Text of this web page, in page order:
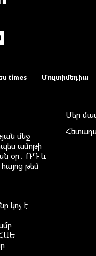
times Մուլտիմեդիա
մեջ
ամոթի
օր․ ՌԴ և
թեմ
կոչ է
Մեր